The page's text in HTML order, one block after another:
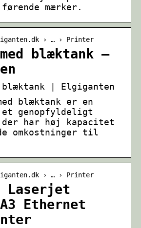
mærker.
› … › Printer
blæktank –
blæktank | Elgiganten
blæktank er en
et genopfyldeligt
der har høj kapacitet
omkostninger til
› … › Printer
Laserjet
A3 Ethernet